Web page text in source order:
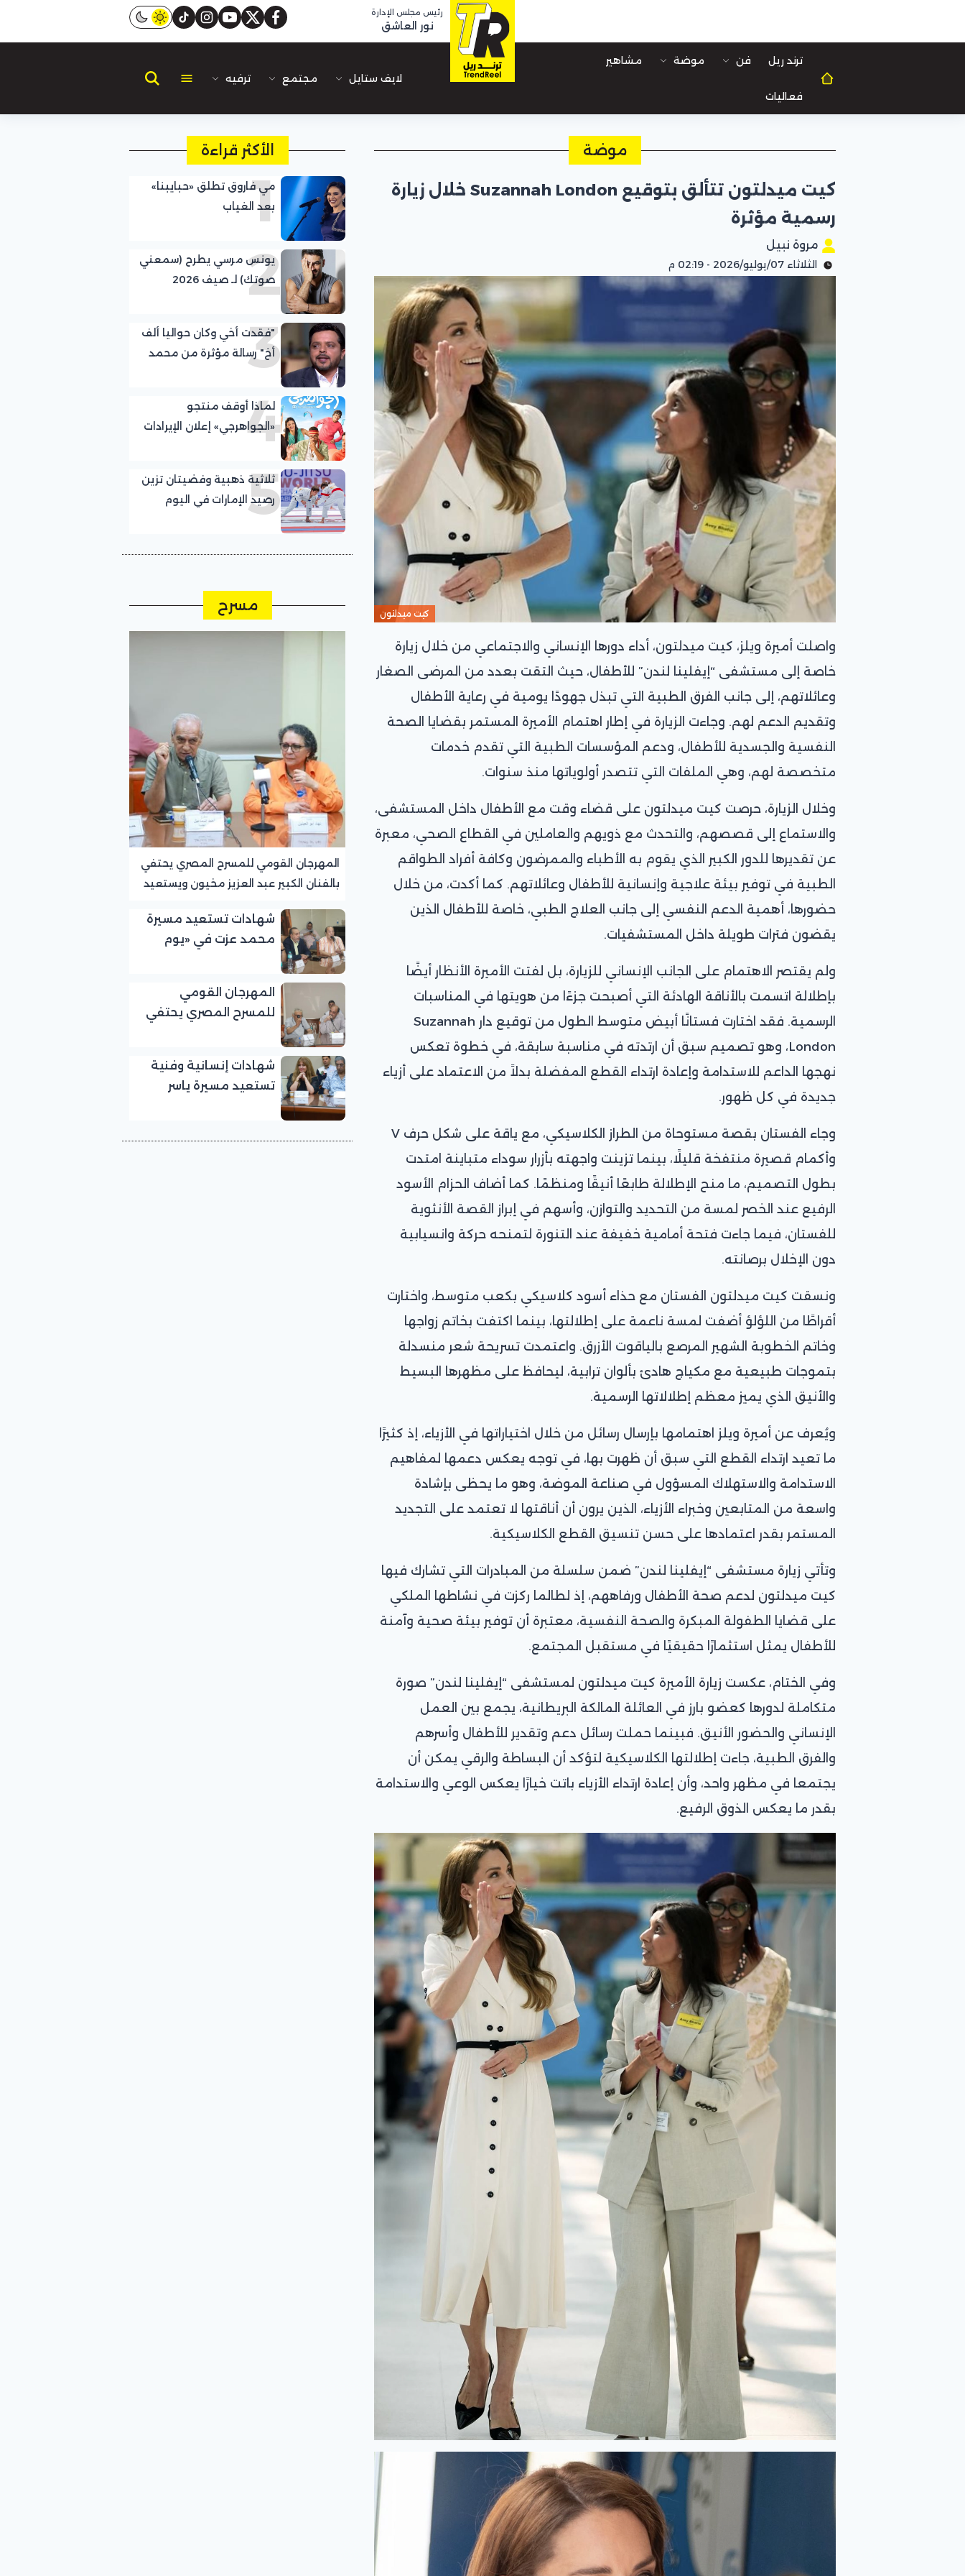
رئيس مجلس الإدارة
نور العاشق facebook
twitter
youtube
instagram
tiktok
ترند ريل فن موضة مشاهير
فعاليات
لايف ستايل مجتمع ترفيه
موضة
كيت ميدلتون تتألق بتوقيع Suzannah London خلال زيارة
رسمية مؤثرة
مروة نبيل
الثلاثاء 07/يوليو/2026 - 02:19 م
كيت ميدلتون
واصلت أميرة ويلز، كيت ميدلتون، أداء دورها الإنساني والاجتماعي من خلال زيارة
خاصة إلى مستشفى “إيفلينا لندن” للأطفال، حيث التقت بعدد من المرضى الصغار
وعائلاتهم، إلى جانب الفرق الطبية التي تبذل جهودًا يومية في رعاية الأطفال
وتقديم الدعم لهم. وجاءت الزيارة في إطار اهتمام الأميرة المستمر بقضايا الصحة
النفسية والجسدية للأطفال، ودعم المؤسسات الطبية التي تقدم خدمات
متخصصة لهم، وهي الملفات التي تتصدر أولوياتها منذ سنوات.
وخلال الزيارة، حرصت كيت ميدلتون على قضاء وقت مع الأطفال داخل المستشفى،
والاستماع إلى قصصهم، والتحدث مع ذويهم والعاملين في القطاع الصحي، معبرة
عن تقديرها للدور الكبير الذي يقوم به الأطباء والممرضون وكافة أفراد الطواقم
الطبية في توفير بيئة علاجية وإنسانية للأطفال وعائلاتهم. كما أكدت، من خلال
حضورها، أهمية الدعم النفسي إلى جانب العلاج الطبي، خاصة للأطفال الذين
يقضون فترات طويلة داخل المستشفيات.
ولم يقتصر الاهتمام على الجانب الإنساني للزيارة، بل لفتت الأميرة الأنظار أيضًا
بإطلالة اتسمت بالأناقة الهادئة التي أصبحت جزءًا من هويتها في المناسبات
الرسمية. فقد اختارت فستانًا أبيض متوسط الطول من توقيع دار Suzannah
London، وهو تصميم سبق أن ارتدته في مناسبة سابقة، في خطوة تعكس
نهجها الداعم للاستدامة وإعادة ارتداء القطع المفضلة بدلاً من الاعتماد على أزياء
جديدة في كل ظهور.
وجاء الفستان بقصة مستوحاة من الطراز الكلاسيكي، مع ياقة على شكل حرف V
وأكمام قصيرة منتفخة قليلًا، بينما تزينت واجهته بأزرار سوداء متباينة امتدت
بطول التصميم، ما منح الإطلالة طابعًا أنيقًا ومنظمًا. كما أضاف الحزام الأسود
الرفيع عند الخصر لمسة من التحديد والتوازن، وأسهم في إبراز القصة الأنثوية
للفستان، فيما جاءت فتحة أمامية خفيفة عند التنورة لتمنحه حركة وانسيابية
دون الإخلال برصانته.
ونسقت كيت ميدلتون الفستان مع حذاء أسود كلاسيكي بكعب متوسط، واختارت
أقراطًا من اللؤلؤ أضفت لمسة ناعمة على إطلالتها، بينما اكتفت بخاتم زواجها
وخاتم الخطوبة الشهير المرصع بالياقوت الأزرق. واعتمدت تسريحة شعر منسدلة
بتموجات طبيعية مع مكياج هادئ بألوان ترابية، ليحافظ على مظهرها البسيط
والأنيق الذي يميز معظم إطلالاتها الرسمية.
ويُعرف عن أميرة ويلز اهتمامها بإرسال رسائل من خلال اختياراتها في الأزياء، إذ كثيرًا
ما تعيد ارتداء القطع التي سبق أن ظهرت بها، في توجه يعكس دعمها لمفاهيم
الاستدامة والاستهلاك المسؤول في صناعة الموضة، وهو ما يحظى بإشادة
واسعة من المتابعين وخبراء الأزياء، الذين يرون أن أناقتها لا تعتمد على التجديد
المستمر بقدر اعتمادها على حسن تنسيق القطع الكلاسيكية.
وتأتي زيارة مستشفى “إيفلينا لندن” ضمن سلسلة من المبادرات التي تشارك فيها
كيت ميدلتون لدعم صحة الأطفال ورفاههم، إذ لطالما ركزت في نشاطها الملكي
على قضايا الطفولة المبكرة والصحة النفسية، معتبرة أن توفير بيئة صحية وآمنة
للأطفال يمثل استثمارًا حقيقيًا في مستقبل المجتمع.
وفي الختام، عكست زيارة الأميرة كيت ميدلتون لمستشفى “إيفلينا لندن” صورة
متكاملة لدورها كعضو بارز في العائلة المالكة البريطانية، يجمع بين العمل
الإنساني والحضور الأنيق. فبينما حملت رسائل دعم وتقدير للأطفال وأسرهم
والفرق الطبية، جاءت إطلالتها الكلاسيكية لتؤكد أن البساطة والرقي يمكن أن
يجتمعا في مظهر واحد، وأن إعادة ارتداء الأزياء باتت خيارًا يعكس الوعي والاستدامة
بقدر ما يعكس الذوق الرفيع.
الأكثر قراءة
1
مي فاروق تطلق «حبايبنا»
بعد الغياب
2
يونس مرسي يطرح (سمعني
صوتك) لـ صيف 2026
3
"فقدت أخي وكان حواليا ألف
أخ" رسالة مؤثرة من محمد
4
لماذا أوقف منتجو
«الجواهرجي» إعلان الإيرادات
5
ثلاثية ذهبية وفضيتان تزين
رصيد الإمارات في اليوم
مسرح
المهرجان القومي للمسرح المصري يحتفي
بالفنان الكبير عبد العزيز مخيون ويستعيد
شهادات تستعيد مسيرة
محمد عزت في «يوم
للمسرح المصري
المهرجان القومي
للمسرح المصري يحتفي
لرموز المسرح»
شهادات إنسانية وفنية
تستعيد مسيرة ياسر